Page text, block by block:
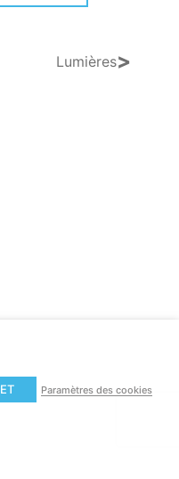
Lumières>
Paramètres des cookies